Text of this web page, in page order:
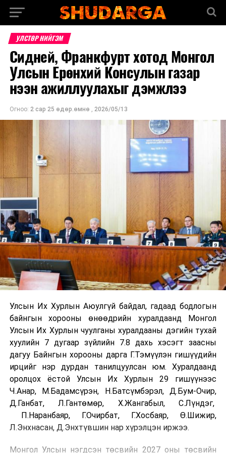
УЛСТӨР НИЙГЭМ
Сидней, Франкфурт хотод Монгол
Улсын Ерөнхий Консулын газар
нээн ажиллуулахыг дэмжлээ
Огноо: 2 сар 25 өдөр.өмнө , 2026/05/13
Улсын Их Хурлын Аюулгүй байдал, гадаад бодлогын
байнгын хорооны өнөөдрийн хуралдаанд Монгол
Улсын Их Хурлын чуулганы хуралдааны дэгийн тухай
хуулийн 7 дугаар зүйлийн 7.8 дахь хэсэгт заасны
дагуу Байнгын хорооны дарга Г.Тэмүүлэн гишүүдийн
ирцийг нэр дурдан танилцуулсан юм. Хуралдаанд
оролцох ёстой Улсын Их Хурлын 29 гишүүнээс
Ч.Анар, М.Бадамсүрэн, Н.Батсүмбэрэл, Д.Бум-Очир,
Д.Ганбат, Л.Гантөмөр, Х.Жангабыл, С.Лүндэг,
П.Наранбаяр, Г.Очирбат, Г.Хосбаяр, Ө.Шижир,
Л.Энхнасан, Д.Энхтүвшин нар хүрэлцэн иржээ.
Монгол Улсын нэгдсэн төсвийн 2027 оны төсвийн